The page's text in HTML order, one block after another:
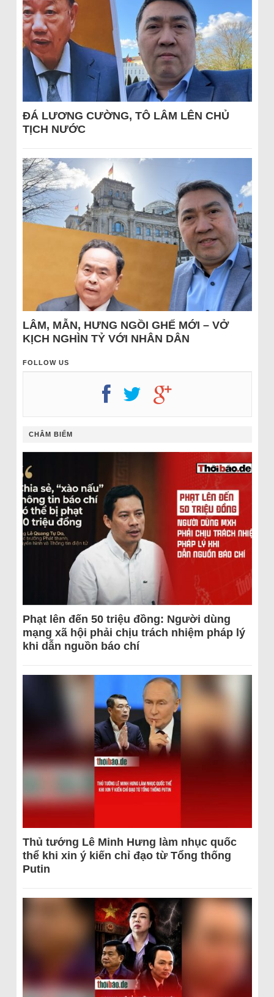
ĐÁ LƯƠNG CƯỜNG, TÔ LÂM LÊN CHỦ
TỊCH NƯỚC
LÂM, MẪN, HƯNG NGỒI GHẾ MỚI – VỞ
KỊCH NGHÌN TỶ VỚI NHÂN DÂN
FOLLOW US
CHÂM BIẾM
Phạt lên đến 50 triệu đồng: Người dùng
mạng xã hội phải chịu trách nhiệm pháp lý
khi dẫn nguồn báo chí
Thủ tướng Lê Minh Hưng làm nhục quốc
thể khi xin ý kiến chỉ đạo từ Tổng thống
Putin